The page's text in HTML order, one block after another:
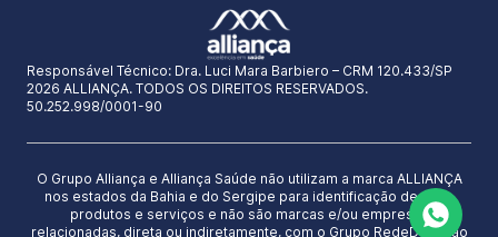
Responsável Técnico: Dra. Luci Mara Barbiero – CRM 120.433/SP
2026 ALLIANÇA. TODOS OS DIREITOS RESERVADOS.
50.252.998/0001-90
O Grupo Alliança e Alliança Saúde não utilizam a marca ALLIANÇA
nos estados da Bahia e do Sergipe para identificação de seus
produtos e serviços e não são marcas e/ou empresas
relacionadas, direta ou indiretamente, com o Grupo RedeD’Or São